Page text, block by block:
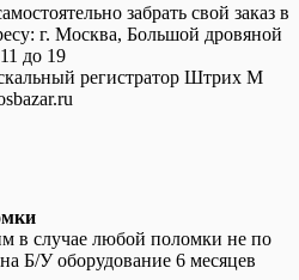
забрать свой заказ в
г. Москва, Большой дровяной
до 19
регистратор Штрих М
в случае любой поломки не по
Б/У оборудование 6 месяцев